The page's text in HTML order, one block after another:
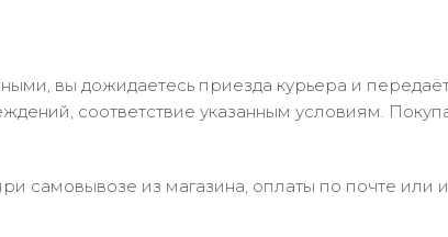
вы дожидаетесь приезда курьера и
соответствие указанным условиям.
самовывозе из магазина, оплаты по почте или